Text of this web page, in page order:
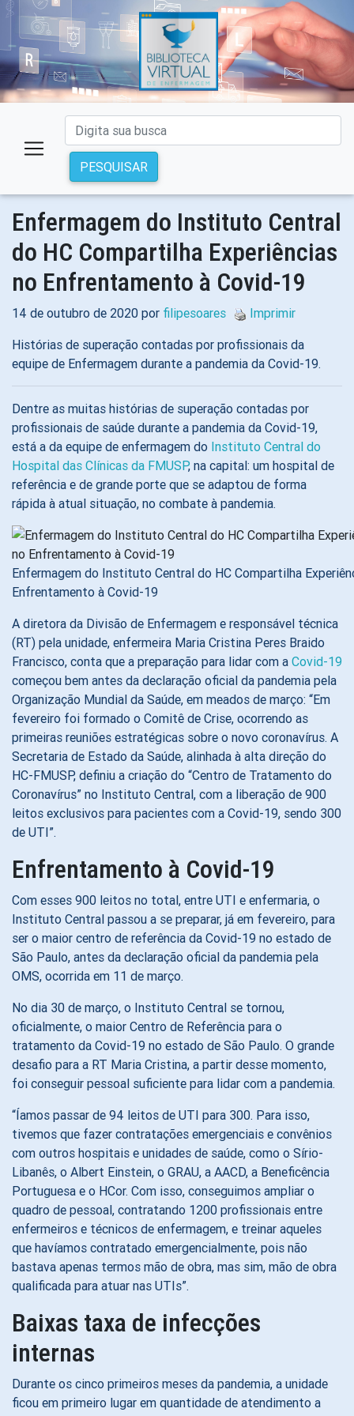
PESQUISAR
Enfermagem do Instituto Central
do HC Compartilha Experiências
no Enfrentamento à Covid-19
14 de outubro de 2020 por filipesoares
Imprimir
Histórias de superação contadas por profissionais da
equipe de Enfermagem durante a pandemia da Covid-19.
Dentre as muitas histórias de superação contadas por
profissionais de saúde durante a pandemia da Covid-19,
está a da equipe de enfermagem do Instituto Central do
Hospital das Clínicas da FMUSP, na capital: um hospital de
referência e de grande porte que se adaptou de forma
rápida à atual situação, no combate à pandemia.
Enfermagem do Instituto Central do HC Compartilha
Enfrentamento à Covid-19
A diretora da Divisão de Enfermagem e responsável técnica
(RT) pela unidade, enfermeira Maria Cristina Peres Braido
Francisco, conta que a preparação para lidar com a Covid-19
começou bem antes da declaração oficial da pandemia pela
Organização Mundial da Saúde, em meados de março: “Em
fevereiro foi formado o Comitê de Crise, ocorrendo as
primeiras reuniões estratégicas sobre o novo coronavírus. A
Secretaria de Estado da Saúde, alinhada à alta direção do
HC-FMUSP, definiu a criação do “Centro de Tratamento do
Coronavírus” no Instituto Central, com a liberação de 900
leitos exclusivos para pacientes com a Covid-19, sendo 300
de UTI”.
Enfrentamento à Covid-19
Com esses 900 leitos no total, entre UTI e enfermaria, o
Instituto Central passou a se preparar, já em fevereiro, para
ser o maior centro de referência da Covid-19 no estado de
São Paulo, antes da declaração oficial da pandemia pela
OMS, ocorrida em 11 de março.
No dia 30 de março, o Instituto Central se tornou,
oficialmente, o maior Centro de Referência para o
tratamento da Covid-19 no estado de São Paulo. O grande
desafio para a RT Maria Cristina, a partir desse momento,
foi conseguir pessoal suficiente para lidar com a pandemia.
“Íamos passar de 94 leitos de UTI para 300. Para isso,
tivemos que fazer contratações emergenciais e convênios
com outros hospitais e unidades de saúde, como o Sírio-
Libanês, o Albert Einstein, o GRAU, a AACD, a Beneficência
Portuguesa e o HCor. Com isso, conseguimos ampliar o
quadro de pessoal, contratando 1200 profissionais entre
enfermeiros e técnicos de enfermagem, e treinar aqueles
que havíamos contratado emergencialmente, pois não
bastava apenas termos mão de obra, mas sim, mão de obra
qualificada para atuar nas UTIs”.
Baixas taxa de infecções
internas
Durante os cinco primeiros meses da pandemia, a unidade
ficou em primeiro lugar em quantidade de atendimento a